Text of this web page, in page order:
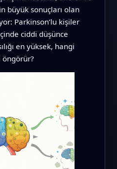
büyük sonuçları olan
Parkinson’lu kişiler
ciddi düşünce
en yüksek, hangi